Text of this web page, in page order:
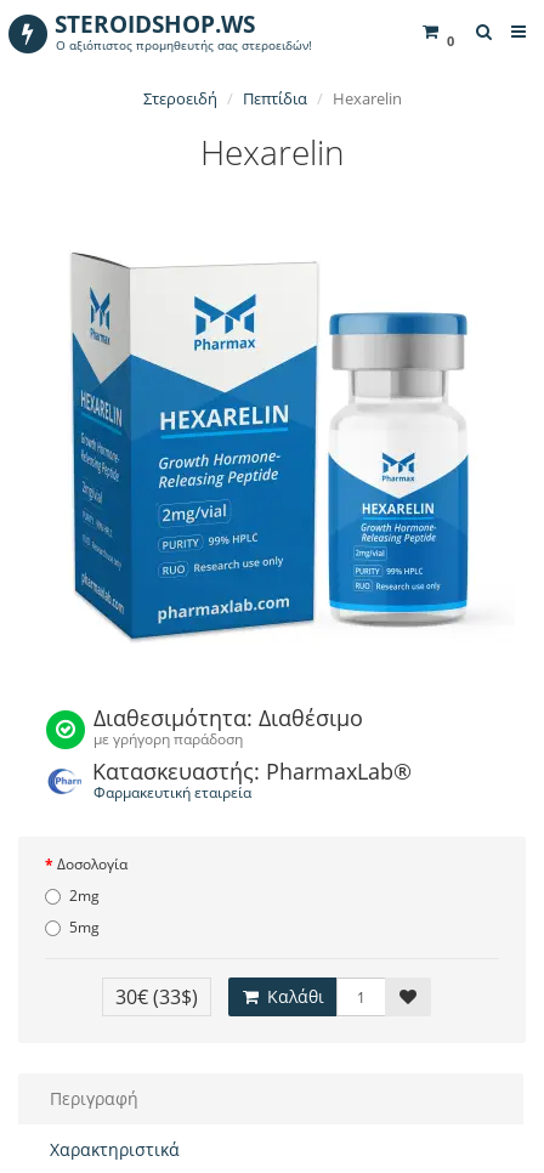
0
STEROIDSHOP.WS
Ο αξιόπιστος προμηθευτής σας στεροειδών!
Στεροειδή Πεπτίδια Hexarelin
Hexarelin
Διαθεσιμότητα: Διαθέσιμο
με γρήγορη παράδοση
Κατασκευαστής: PharmaxLab®
Φαρμακευτική εταιρεία
Δοσολογία
2mg
5mg
30€(33$) Καλάθι
Περιγραφή
Χαρακτηριστικά